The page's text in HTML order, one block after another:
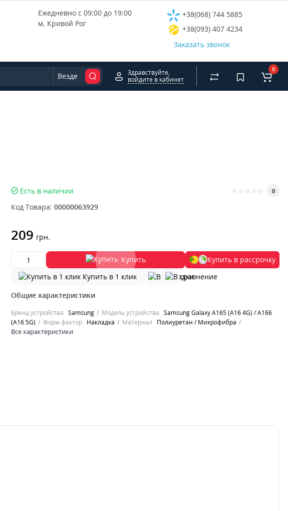
Ежедневно с 09:00 до 19:00
м. Кривой Рог
+38(068) 744 5885
+38(093) 407 4234
Заказать звонок
Везде
Здравствуйте,
войдите в кабинет
0
Есть в наличии 0
Код Товара: 00000063929
209 грн.
Купить
Купить в рассрочку
Купить в 1 клик
Общие характеристики
Бренд устройства Samsung Модель устройства Samsung Galaxy A165 (A16 4G) / A166
(A16 5G)
Форм фактор Накладка Материал Полиуретан / Микрофибра
Все характеристики